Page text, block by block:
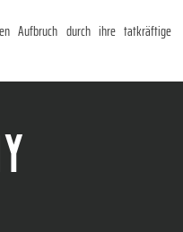
Aufbruch durch ihre tatkräftige